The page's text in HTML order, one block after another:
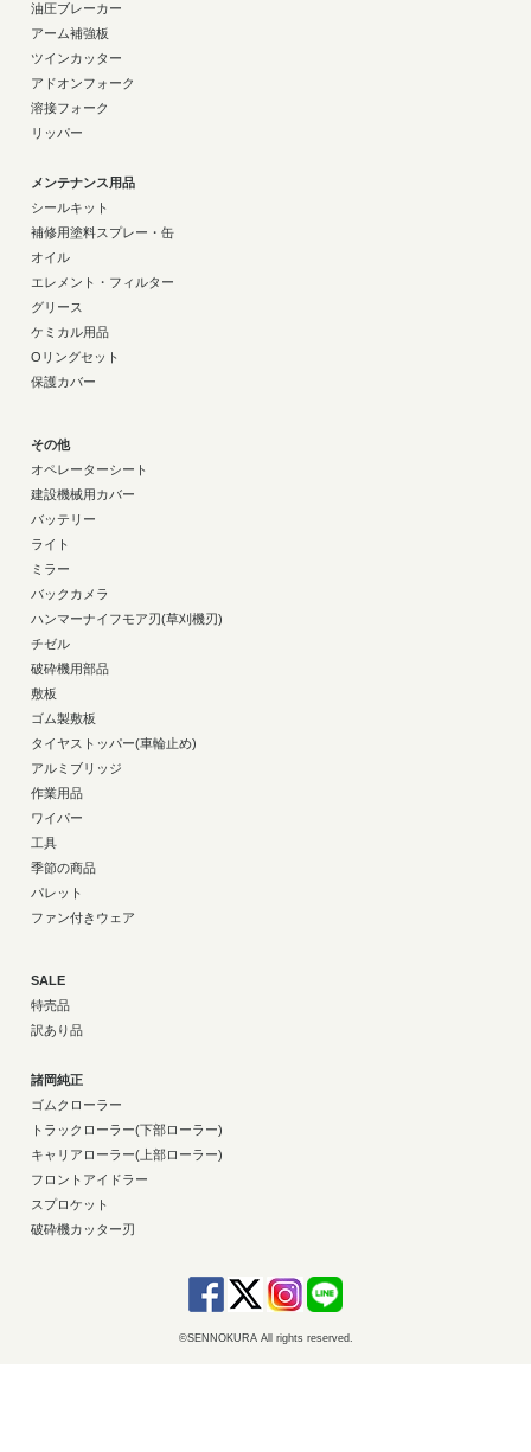
油圧ブレーカー
アーム補強板
ツインカッター
アドオンフォーク
溶接フォーク
リッパー
メンテナンス用品
シールキット
補修用塗料スプレー・缶
オイル
エレメント・フィルター
グリース
ケミカル用品
Oリングセット
保護カバー
その他
オペレーターシート
建設機械用カバー
バッテリー
ライト
ミラー
バックカメラ
ハンマーナイフモア刃(草刈機刃)
チゼル
破砕機用部品
敷板
ゴム製敷板
タイヤストッパー(車輪止め)
アルミブリッジ
作業用品
ワイパー
工具
季節の商品
パレット
ファン付きウェア
SALE
特売品
訳あり品
諸岡純正
ゴムクローラー
トラックローラー(下部ローラー)
キャリアローラー(上部ローラー)
フロントアイドラー
スプロケット
破砕機カッター刃
©SENNOKURA All rights reserved.